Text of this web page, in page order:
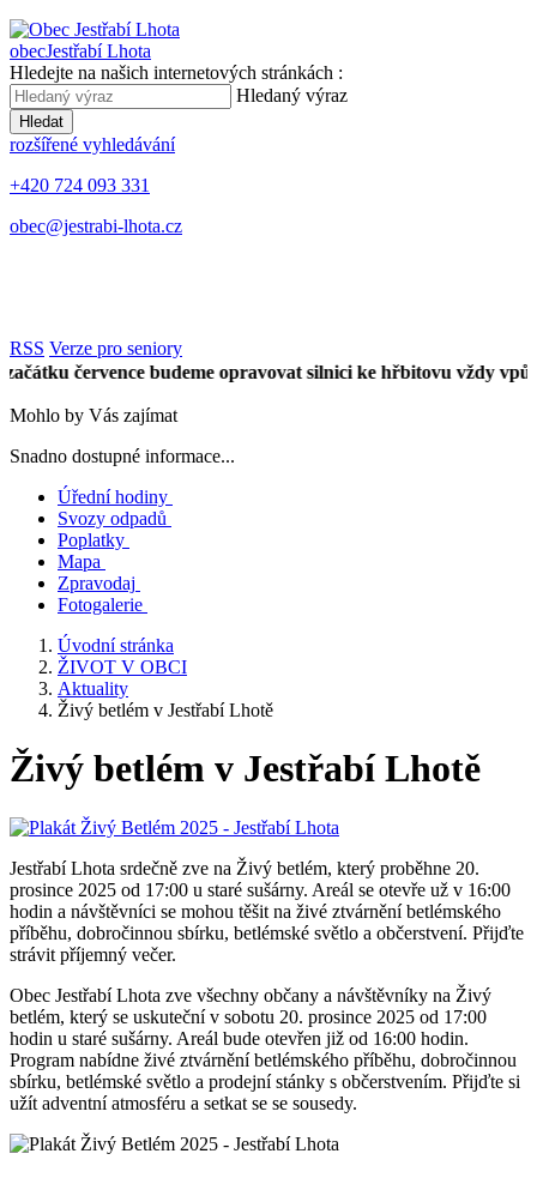
obecJestřabí Lhota
Hledejte na našich internetových stránkách :
Hledaný výraz
Hledat
rozšířené vyhledávání
+420 724 093 331
obec@jestrabi-lhota.cz
RSS Verze pro seniory
července budeme opravovat silnici ke hřbitovu vždy vpůli
Mohlo by Vás zajímat
Snadno dostupné informace...
Úřední hodiny
Svozy odpadů
Poplatky
Mapa
Zpravodaj
Fotogalerie
Úvodní stránka
ŽIVOT V OBCI
Aktuality
Živý betlém v Jestřabí Lhotě
Živý betlém v Jestřabí Lhotě
Jestřabí Lhota srdečně zve na Živý betlém, který proběhne 20.
prosince 2025 od 17:00 u staré sušárny. Areál se otevře už v 16:00
hodin a návštěvníci se mohou těšit na živé ztvárnění betlémského
příběhu, dobročinnou sbírku, betlémské světlo a občerstvení. Přijďte
strávit příjemný večer.
Obec Jestřabí Lhota zve všechny občany a návštěvníky na Živý
betlém, který se uskuteční v sobotu 20. prosince 2025 od 17:00
hodin u staré sušárny. Areál bude otevřen již od 16:00 hodin.
Program nabídne živé ztvárnění betlémského příběhu, dobročinnou
sbírku, betlémské světlo a prodejní stánky s občerstvením. Přijďte si
užít adventní atmosféru a setkat se se sousedy.